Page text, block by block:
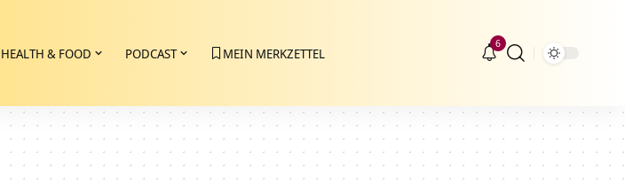
HEALTH & FOOD PODCAST MEIN MERKZETTEL
6